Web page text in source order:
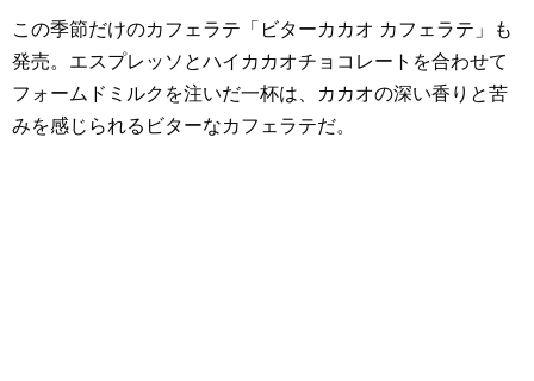
この季節だけのカフェラテ「ビターカカオ カフェラテ」も
発売。エスプレッソとハイカカオチョコレートを合わせて
フォームドミルクを注いだ一杯は、カカオの深い香りと苦
みを感じられるビターなカフェラテだ。